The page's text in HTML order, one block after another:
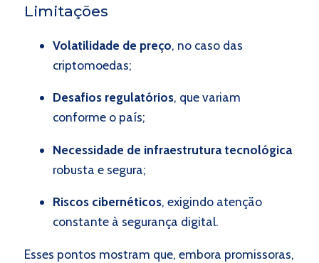
Limitações
Volatilidade de preço, no caso das
criptomoedas;
Desafios regulatórios, que variam
conforme o país;
Necessidade de infraestrutura tecnológica
robusta e segura;
Riscos cibernéticos, exigindo atenção
constante à segurança digital.
Esses pontos mostram que, embora promissoras,